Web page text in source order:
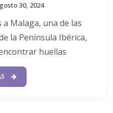
30, 2024
a Malaga, una de las
la Península Ibérica,
huellas